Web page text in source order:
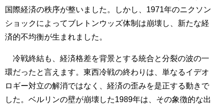
国際経済の秩序が整いました。しかし、1971年のニクソン
ショックによってブレトンウッズ体制は崩壊し、新たな経
済的不均衡が生まれました。
冷戦終結も、経済格差を背景とする統合と分裂の波の一
環だったと言えます。東西冷戦の終わりは、単なるイデオ
ロギー対立の解消ではなく、経済の歪みを是正する動きで
した。ベルリンの壁が崩壊した1989年は、その象徴的な出